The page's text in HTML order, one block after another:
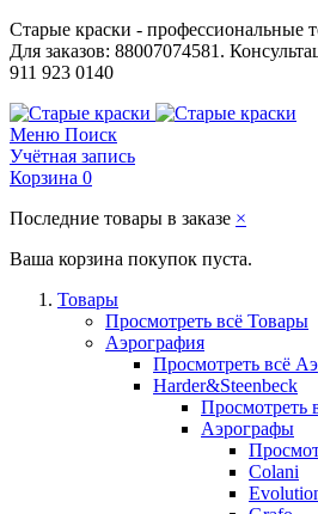
Старые краски - профессиональные
Для заказов: 88007074581.
911 923 0140
Меню Поиск
Учётная запись
Корзина 0
Последние товары в заказе ×
Ваша корзина покупок пуста.
Товары
Просмотреть всё Товары
Аэрография
Просмотреть всё
Harder&Steenbeck
Просмотреть
Аэрографы
Colani